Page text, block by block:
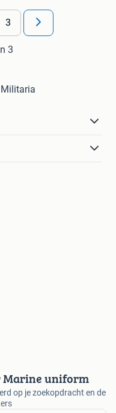
3
3
Marine uniform
op je zoekopdracht en de